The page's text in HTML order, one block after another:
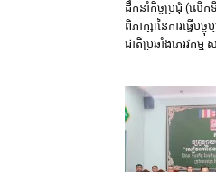
ដឹកនាំកិច្ចប្រជុំ (លេីក
ពិភាក្សានៃការធ្វេីបច្
ជាតិប្រឆាំងភេរវកម្ម​